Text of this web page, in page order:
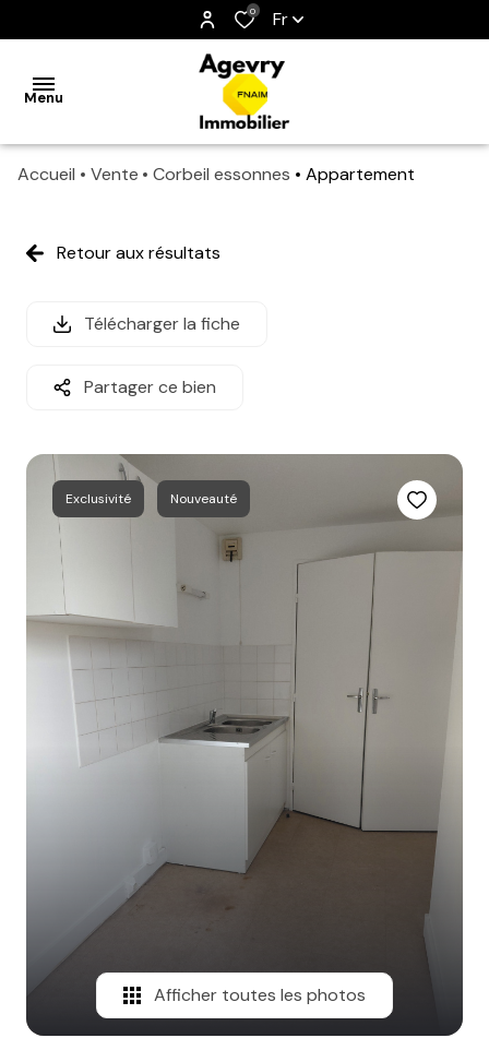
0 Fr
Menu
ventes
appartement
locative
Accueil Vente Corbeil essonnes Appartement
Retour aux résultats
Télécharger la fiche
Partager ce bien
Exclusivité Nouveauté
Afficher toutes les photos